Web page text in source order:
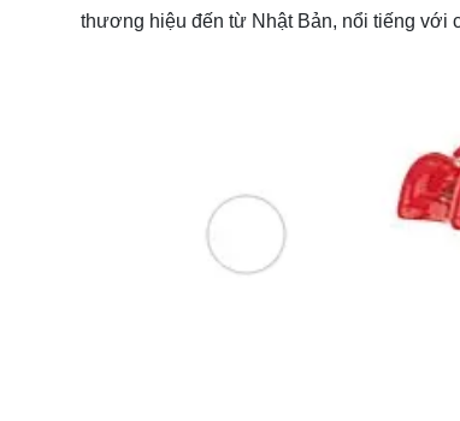
thương hiệu đến từ Nhật Bản, nổi tiếng với